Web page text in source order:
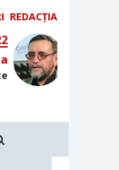
REDACȚIA